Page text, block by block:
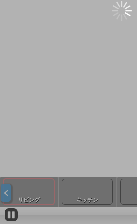
リビング キッチン